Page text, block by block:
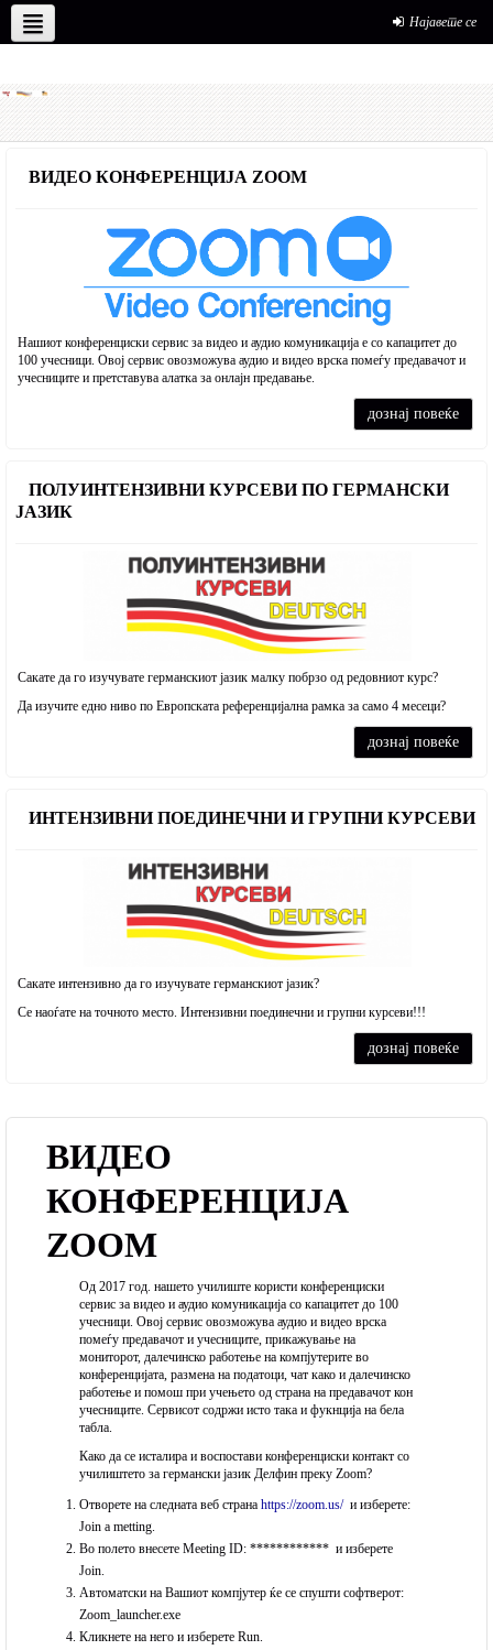
New Partners Најавете се
ВИДЕО КОНФЕРЕНЦИЈА ZOOM
Нашиот конференциски сервис за видео и аудио комуникација е со капацитет до
100 учесници. Овој сервис овозможува аудио и видео врска помеѓу предавачот и
учесниците и претставува алатка за онлајн предавање.
дознај повеќе
ПОЛУИНТЕНЗИВНИ КУРСЕВИ ПО ГЕРМАНСКИ
ЈАЗИК
Сакате да го изучувате германскиот јазик малку побрзо од редовниот курс?
Да изучите едно ниво по Европската референцијална рамка за само 4 месеци?
дознај повеќе
ИНТЕНЗИВНИ ПОЕДИНЕЧНИ И ГРУПНИ КУРСЕВИ
Сакате интензивно да го изучувате германскиот јазик?
Се наоѓате на точното место. Интензивни поединечни и групни курсеви!!!
дознај повеќе
ВИДЕО
КОНФЕРЕНЦИЈА
ZOOM
Од 2017 год. нашето училиште користи конференциски
сервис за видео и аудио комуникација со капацитет до 100
учесници. Овој сервис овозможува аудио и видео врска
помеѓу предавачот и учесниците, прикажување на
мониторот, далечинско работење на компјутерите во
конференцијата, размена на податоци, чат како и далечинско
работење и помош при учењето од страна на предавачот кон
учесниците. Сервисот содржи исто така и фукнција на бела
табла.
Како да се исталира и воспостави конференциски контакт со
училиштето за германски јазик Делфин преку Zoom?
Отворете на следната веб странаhttps://zoom.us/и изберете:
Join a metting.
Во полето внесете Meeting ID: ************ и изберете
Join.
Автоматски на Вашиот компјутер ќе се спушти софтверот:
Zoom_launcher.exe
Кликнете на него и изберете Run.